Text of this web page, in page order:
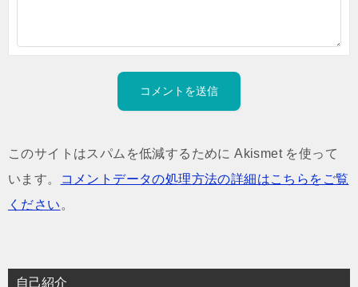
このサイトはスパムを低減するために Akismet を使って
います。
コメントデータの処理方法の詳細はこちらをご覧
ください 。
自己紹介